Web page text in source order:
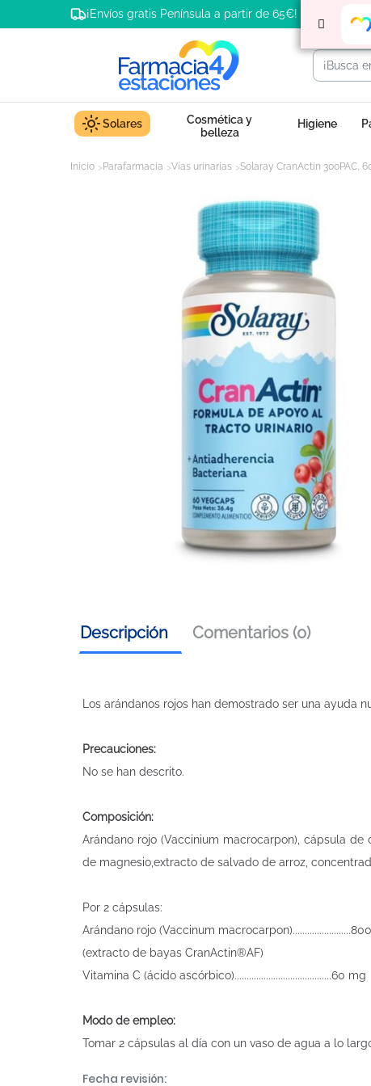
¡Envíos gratis Península a partir de 65€!
Solares
Cosmética y
belleza
Higiene
Inicio Parafarmacia Vías urinarias Solaray CranActin 300PAC,
Descripción Comentarios (0)
Los arándanos rojos han demostrado ser una ayuda
Precauciones:
No se han descrito.
Composición:
Arándano rojo (Vaccinium macrocarpon), cápsula
de magnesio,extracto de salvado de arroz,
Por 2 cápsulas:
Arándano rojo (Vaccinum
(extracto de bayas CranActin®AF)
Vitamina C (ácido ascórbico)........................................60 mg
Modo de empleo:
Tomar 2 cápsulas al día con un vaso de agua a lo
Fecha revisión: